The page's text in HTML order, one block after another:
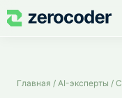
Эксперты по
Главная / AI-эксперты /